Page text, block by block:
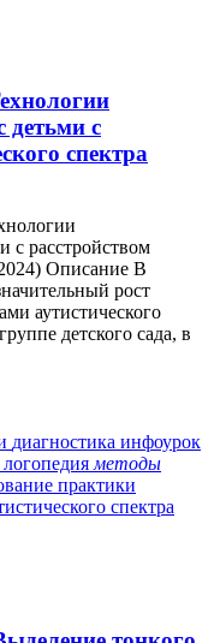
детьми с
спектра
с расстройством
Описание В
рост
аутистического
детского сада, в
диагностика инфоурок
логопедияметоды
практики
спектра